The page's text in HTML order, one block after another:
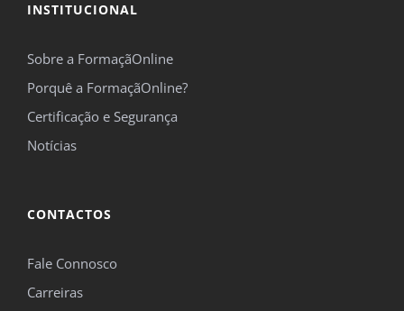
INSTITUCIONAL
Sobre a FormaçãOnline
Porquê a FormaçãOnline?
Certificação e Segurança
Notícias
CONTACTOS
Fale Connosco
Carreiras